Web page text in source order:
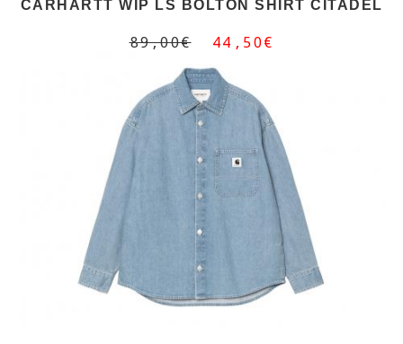
CARHARTT WIP LS BOLTON SHIRT CITADEL
89,00€ 44,50€